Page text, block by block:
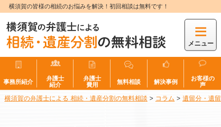
横須賀の皆様の相続のお悩みを解決！初回相談は無料です！
メニュー
事務所紹介
弁護士
紹介
弁護士
費用
無料相談 解決事例
お客様の
声
横須賀の弁護士による 相続・遺産分割の無料相談 > コラム > 遺留分・遺